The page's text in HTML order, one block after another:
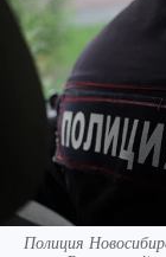
Полиция